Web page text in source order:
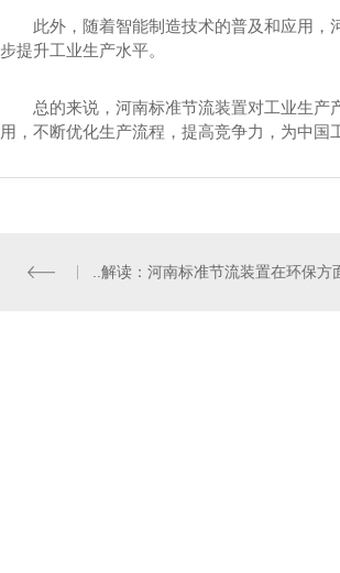
此外，随着智能制造技术的普及和应用
步提升工业生产水平。
总的来说，河南标准节流装置对工业生
用，不断优化生产流程，提高竞争力，为中国
..解读：河南标准节流装置在环保方